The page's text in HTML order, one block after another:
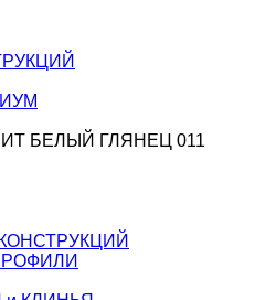
БЕЛЫЙ ГЛЯНЕЦ 011